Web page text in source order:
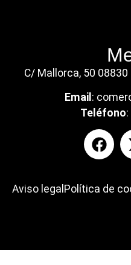
C/ Mallorca, 50 08830
Email :
Teléfono:
Aviso legal Política de